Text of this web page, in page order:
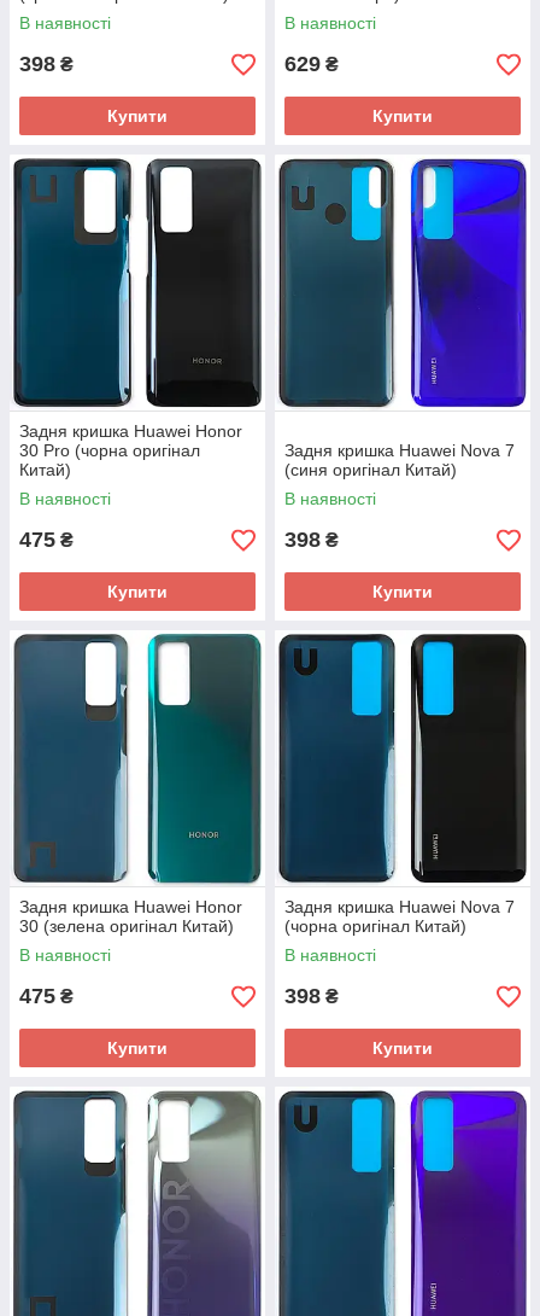
В наявності
398 ₴
Купити
В наявності
629 ₴
Купити
Задня кришка Huawei Honor
30 Pro (чорна оригінал
Китай)
В наявності
475 ₴
Купити
Задня кришка Huawei Nova 7
(синя оригінал Китай)
В наявності
398 ₴
Купити
Задня кришка Huawei Honor
30 (зелена оригінал Китай)
В наявності
475 ₴
Купити
Задня кришка Huawei Nova 7
(чорна оригінал Китай)
В наявності
398 ₴
Купити